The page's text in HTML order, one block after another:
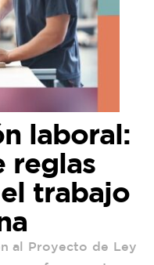
laboral:
reglas
trabajo
al Proyecto de Ley